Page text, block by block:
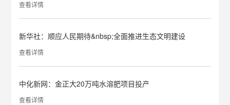
查看详情
新华社：顺应人民期待&nbsp;全面推进生态文明建设
查看详情
中化新网：金正大20万吨水溶肥项目投产
查看详情